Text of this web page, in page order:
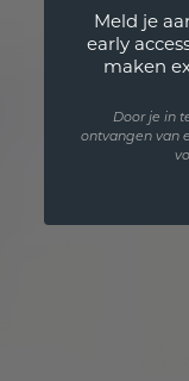
Meld je
early
maken
Door je in
ontvangen van